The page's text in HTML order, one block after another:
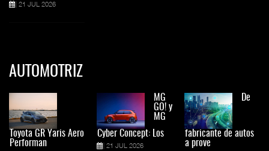
21 JUL 2026
AUTOMOTRIZ
Toyota GR Yaris Aero
Performan
MG
GO! y
MG
Cyber Concept: Los
21 JUL 2026
De
fabricante de autos
a prove